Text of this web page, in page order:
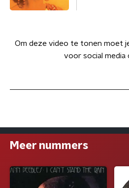
Om deze video te tonen moet
voor social media
Meer nummers